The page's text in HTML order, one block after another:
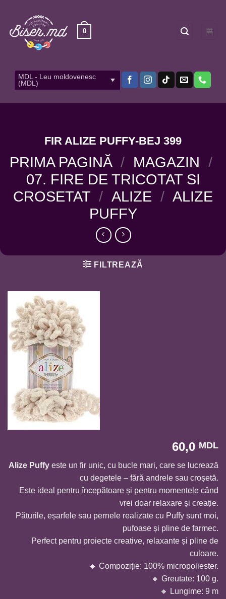
content
0
MDL - Leu moldovenesc
(MDL)
FIR ALIZE PUFFY-BEJ 399
PRIMA PAGINĂ / MAGAZIN /
07. FIRE DE TRICOTAT SI
CROSETAT / ALIZE / ALIZE
PUFFY
FILTREAZĂ
60,0 MDL
Alize Puffy este un fir unic, cu bucle mari, care se lucrează
cu degetele – fără andrele sau croșetă.
Este ideal pentru începătoare și pentru momentele când
vrei doar relaxare și creație.
Păturile, eșarfele sau pernele realizate cu Puffy sunt moi,
pufoase și pline de farmec.
Perfect pentru proiecte creative, relaxante și pline de
culoare.
🔸 Compoziție: 100% micropoliester.
🔸 Greutate: 100 g.
🔸 Lungime: 9 m